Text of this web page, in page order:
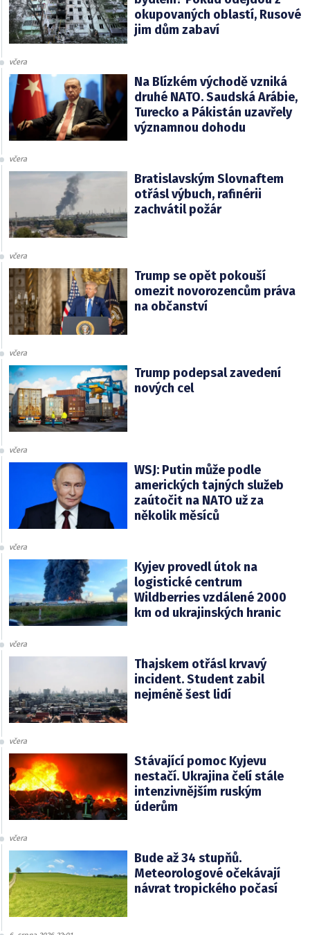
okupovaných oblastí, Rusové
jim dům zabaví
včera
Na Blízkém východě vzniká
druhé NATO. Saudská Arábie,
Turecko a Pákistán uzavřely
významnou dohodu
včera
Bratislavským Slovnaftem
otřásl výbuch, rafinérii
zachvátil požár
včera
Trump se opět pokouší
omezit novorozencům práva
na občanství
včera
Trump podepsal zavedení
nových cel
včera
WSJ: Putin může podle
amerických tajných služeb
zaútočit na NATO už za
několik měsíců
včera
Kyjev provedl útok na
logistické centrum
Wildberries vzdálené 2000
km od ukrajinských hranic
včera
Thajskem otřásl krvavý
incident. Student zabil
nejméně šest lidí
včera
Stávající pomoc Kyjevu
nestačí. Ukrajina čelí stále
intenzivnějším ruským
úderům
včera
Bude až 34 stupňů.
Meteorologové očekávají
návrat tropického počasí